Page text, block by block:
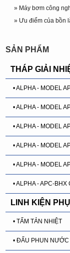
» Máy bơm công
» Ưu điểm của bồn
SẢN PHẨM
THÁP GIẢI
• ALPHA - MODEL
• ALPHA - MODEL
• ALPHA - MODEL
• ALPHA - MODEL
• ALPHA - MODEL
• ALPHA - APC-
LINH KIỆN
• TẤM TẢN NHIỆT
• ĐẤU PHUN NƯỚC